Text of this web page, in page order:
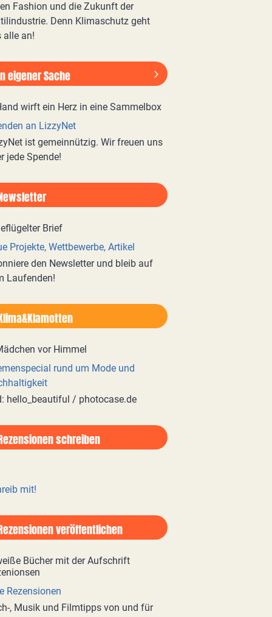
Fashion und die Zukunft der
Denn Klimaschutz geht
alle an!
eigener Sache
an LizzyNet
ist gemeinnützig. Wir freuen uns
jede Spende!
Projekte, Wettbewerbe, Artikel
den Newsletter und bleib auf
Laufenden!
rund um Mode und
hello_beautiful / photocase.de
schreiben
mit!
veröffentlichen
Rezensionen
, Musik und Filmtipps von und für